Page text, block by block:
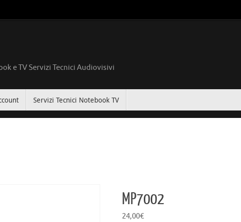
e TV Servizi Tecnici Audiovisivi
Servizi Tecnici Notebook TV
MP7002
24,00€